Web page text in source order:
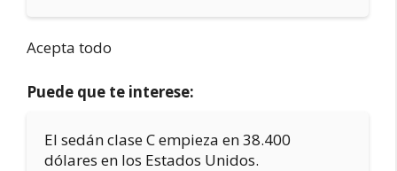
Acepta todo
Puede que te interese:
El sedán clase C empieza en 38.400
dólares en los Estados Unidos.